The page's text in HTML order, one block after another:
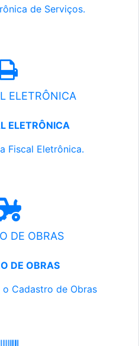
de Serviços.
ELETRÔNICA
ELETRÔNICA
Fiscal Eletrônica.
DE OBRAS
DE OBRAS
Cadastro de Obras